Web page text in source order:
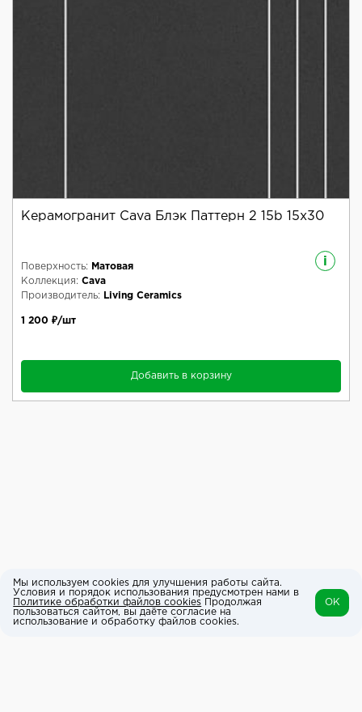
Керамогранит Cava Блэк Паттерн 2 15b 15x30
i
Поверхность:
Матовая
Коллекция: Cava
Производитель:
Living Ceramics
1 200 ₽/шт
Добавить в корзину
Мы используем cookies для улучшения работы сайта.
Условия и порядок использования предусмотрен нами в
Политике обработки файлов cookies Продолжая
пользоваться сайтом, вы даёте согласие на
использование и обработку файлов cookies.
OK